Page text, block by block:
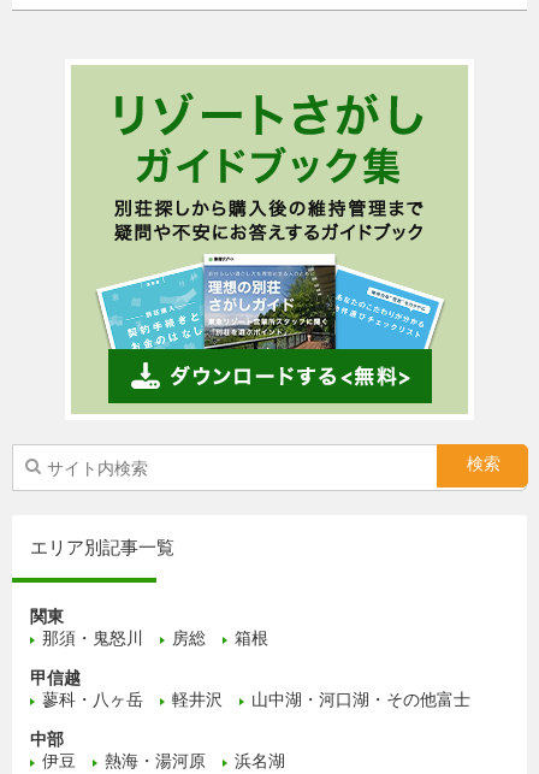
エリア別記事一覧
関東
那須・鬼怒川
房総 箱根
甲信越
蓼科・八ヶ岳
軽井沢 山中湖・河口湖・その他富士
中部
伊豆
熱海・湯河原 浜名湖